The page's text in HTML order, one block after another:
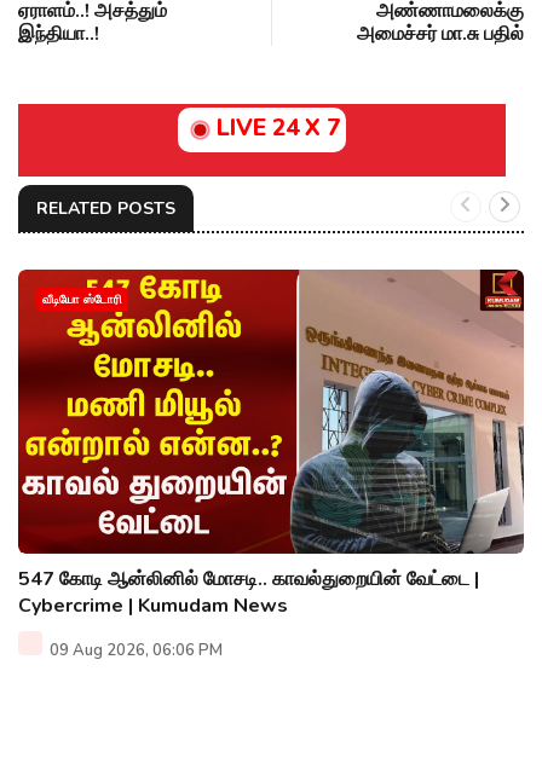
ஏராளம்..! அசத்தும்
இந்தியா..!
அண்ணாமலைக்கு
அமைச்சர் மா.சு பதில்
LIVE 24 X 7
RELATED POSTS
வீடியோ ஸ்டோரி
547 கோடி ஆன்லினில் மோசடி.. காவல்துறையின் வேட்டை |
Cybercrime | Kumudam News
09 Aug 2026, 06:06 PM